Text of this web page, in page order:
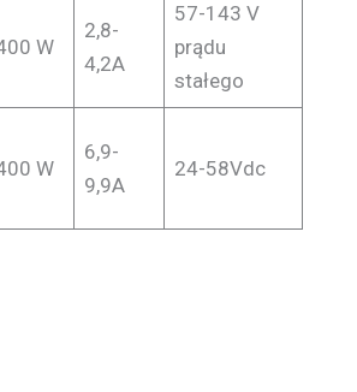
W
2,8-
4,2A
57-143 V
prądu
stałego
W
6,9-
9,9A
24-58Vdc